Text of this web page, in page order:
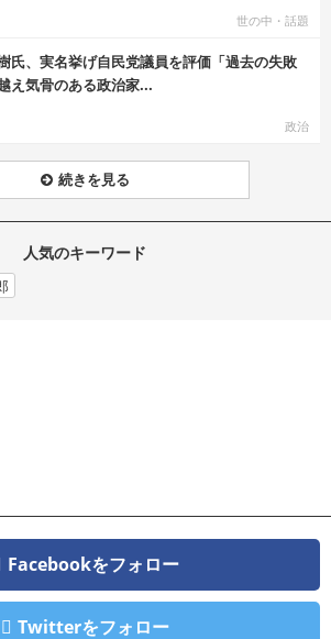
世の中・話題
氏、実名挙げ自民党議員を評価「過去の失敗
え気骨のある政治家...
政治
続きを見る
人気のキーワード
Facebookをフォロー
Twitterをフォロー